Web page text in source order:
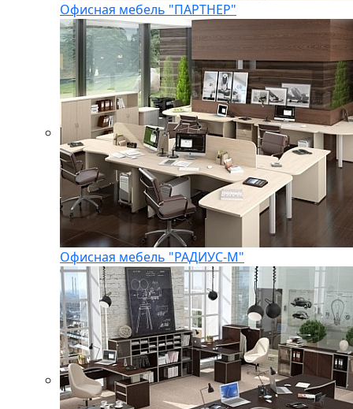
Офисная мебель "ПАРТНЕР"
Офисная мебель "РАДИУС-М"